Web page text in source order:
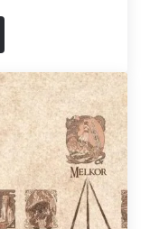
creó el Anillo